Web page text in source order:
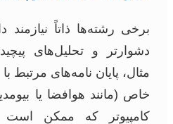
برخی رشته‌ها ذاتاً
دشوارتر و تحلیل‌های
مثال، پایان نامه‌های مرتبط
خاص (مانند هوافضا یا
کامپیوتر که ممکن است